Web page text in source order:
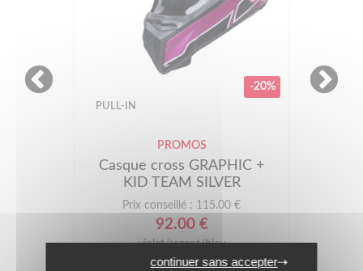
-20%
PULL-IN
PROMOS
Casque cross GRAPHIC +
KID TEAM SILVER
Prix conseillé : 115.00 €
92.00 €
violet/argent/bleu
continuer sans accepter